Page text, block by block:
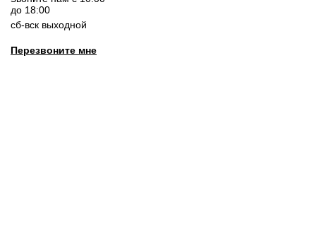
до 18:00
сб-вск выходной
Перезвоните мне